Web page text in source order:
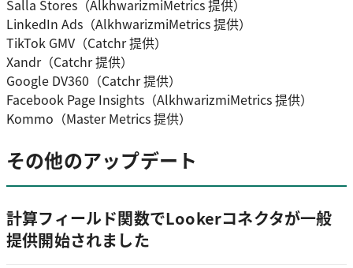
Salla Stores（AlkhwarizmiMetrics 提供）
LinkedIn Ads（AlkhwarizmiMetrics 提供）
TikTok GMV（Catchr 提供）
Xandr（Catchr 提供）
Google DV360（Catchr 提供）
Facebook Page Insights（AlkhwarizmiMetrics 提供）
Kommo（Master Metrics 提供）
その他のアップデート
計算フィールド関数でLookerコネクタが一般
提供開始されました